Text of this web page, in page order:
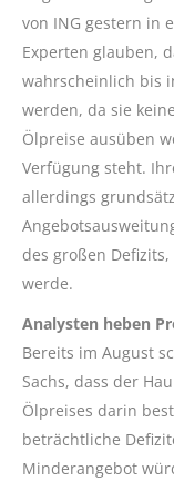
von ING gestern in
Experten glauben,
wahrscheinlich bis
werden, da sie
Ölpreise ausüben
Verfügung steht.
allerdings
des großen
werde.
Analysten heben
Bereits im August
Sachs, dass der
Ölpreises darin
beträchtliche
Minderangebot